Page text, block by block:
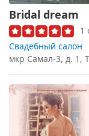
Bridal dream
1
Свадебный салон
мкр Самал-3, д. 1,